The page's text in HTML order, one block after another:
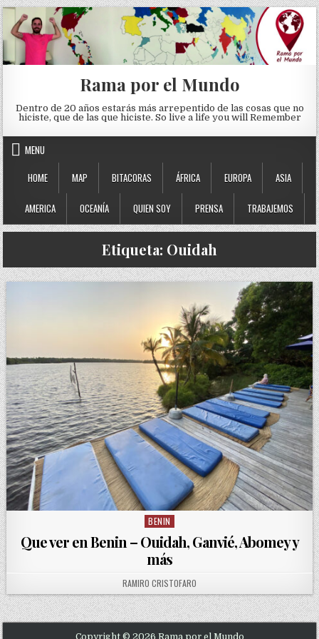
Skip to content
Rama por el Mundo
Dentro de 20 años estarás más arrepentido de las cosas que no
hiciste, que de las que hiciste. So live a life you will Remember
MENU
HOME
MAP BITACORAS ÁFRICA EUROPA ASIA
AMERICA OCEANÍA QUIEN SOY PRENSA TRABAJEMOS
Etiqueta: Ouidah
Posted in
BENIN
Que ver en Benin – Ouidah, Ganvié, Abomey y
más
AUTHOR:
RAMIRO CRISTOFARO